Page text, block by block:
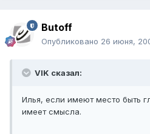
Butoff
Опубликовано 26 июня,
VIK сказал:
Илья, если имеют место быть
имеет смысла.